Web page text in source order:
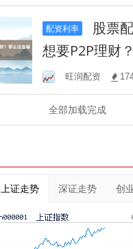
益？
配资利率
想要P2P理财
一定要警惕！
旺润配资
全部加载完成
上证走势 深证走势 创